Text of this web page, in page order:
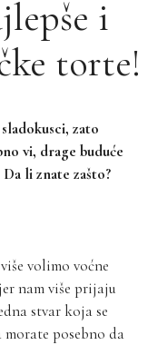
i
torte!
zato
vi, drage buduće
li znate zašto?
volimo voćne
nam više prijaju
stvar koja se
morate posebno da